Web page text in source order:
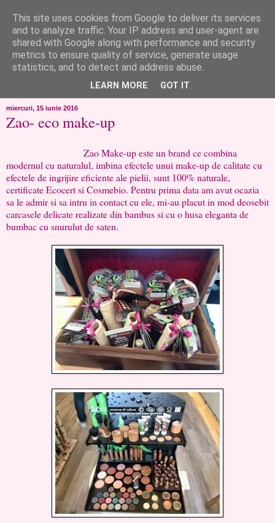
like ?...or not!
..de toate!!!!!..alandala...cum imi trec prin minte..si cum am
chef..incercate pe pielea mea..
miercuri, 15 iunie 2016
Zao- eco make-up
Zao Make-up este un brand ce combina
modernul cu naturalul, imbina efectele unui make-up de calitate cu
efectele de ingrijire eficiente ale pielii, sunt 100% naturale,
certificate Ecocert si Cosmebio. Pentru prima data am avut ocazia
sa le admir si sa intru in contact cu ele, mi-au placut in mod deosebit
carcasele delicate realizate din bambus si cu o husa eleganta de
bumbac cu snurulut de saten.
This site uses cookies from Google to deliver its services
and to analyze traffic. Your IP address and user-agent are
shared with Google along with performance and security
metrics to ensure quality of service, generate usage
statistics, and to detect and address abuse.
LEARN MORE GOT IT